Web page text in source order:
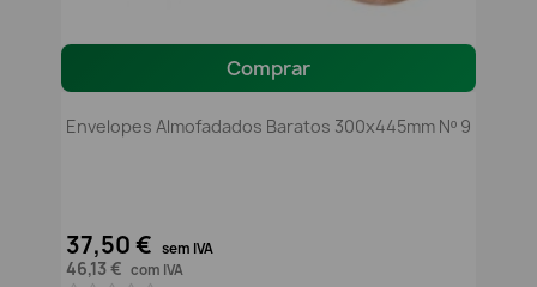
Comprar
Envelopes Almofadados Baratos 300x445mm Nº 9
37,50 € sem IVA
46,13 € com IVA